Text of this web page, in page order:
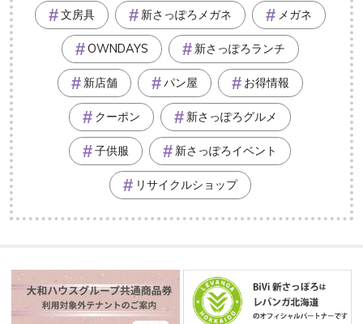
文房具 新さっぽろメガネ メガネ
OWNDAYS 新さっぽろランチ
新店舗 パン屋 お得情報
クーポン 新さっぽろグルメ
子供服 新さっぽろイベント
リサイクルショップ